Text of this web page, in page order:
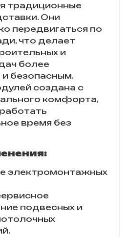
традиционные
Они
передвигаться по
что делает
и
более
безопасным.
создана с
комфорта,
время без
электромонтажных
подвесных и